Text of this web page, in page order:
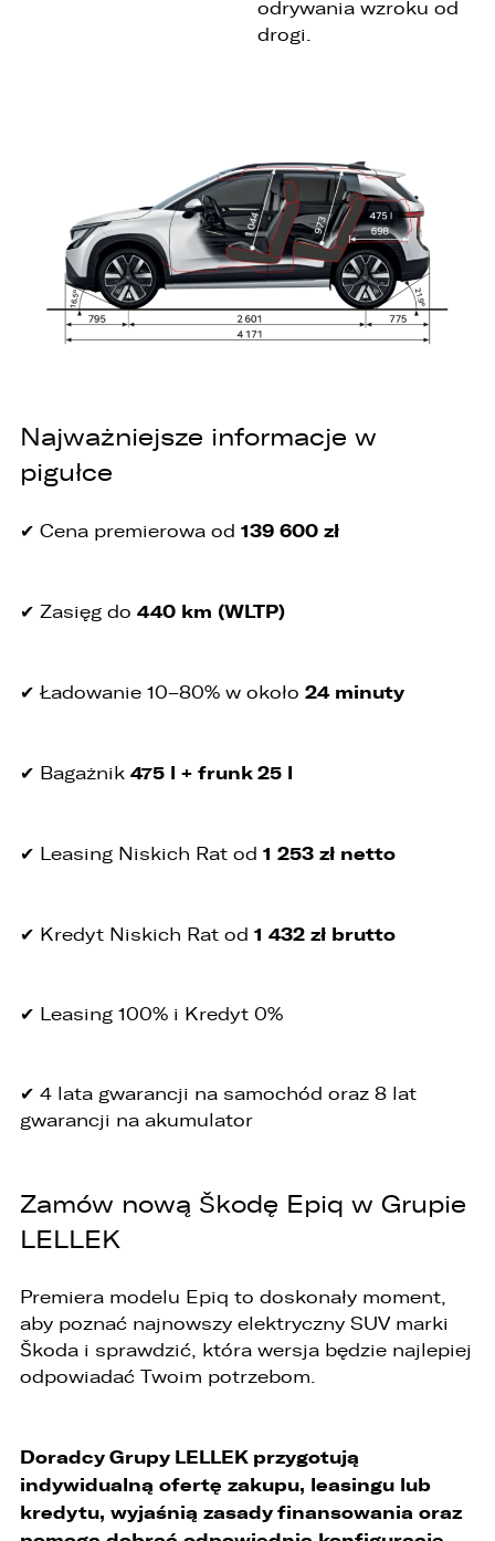
odrywania wzroku od
drogi.
Najważniejsze informacje w
pigułce
✔ Cena premierowa od 139 600 zł
✔ Zasięg do 440 km (WLTP)
✔ Ładowanie 10–80% w około 24 minuty
✔ Bagażnik 475 l + frunk 25 l
✔ Leasing Niskich Rat od 1 253 zł netto
✔ Kredyt Niskich Rat od 1 432 zł brutto
✔ Leasing 100% i Kredyt 0%
✔ 4 lata gwarancji na samochód oraz 8 lat
gwarancji na akumulator
Zamów nową Škodę Epiq w Grupie
LELLEK
Premiera modelu Epiq to doskonały moment,
aby poznać najnowszy elektryczny SUV marki
Škoda i sprawdzić, która wersja będzie najlepiej
odpowiadać Twoim potrzebom.
Doradcy Grupy LELLEK przygotują
indywidualną ofertę zakupu, leasingu lub
kredytu, wyjaśnią zasady finansowania oraz